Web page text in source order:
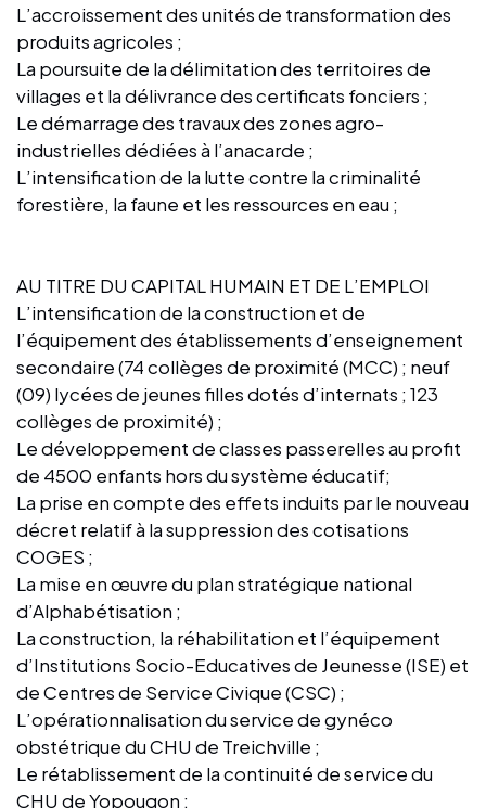
L’accroissement des unités de transformation des
produits agricoles ;
La poursuite de la délimitation des territoires de
villages et la délivrance des certificats fonciers ;
Le démarrage des travaux des zones agro-
industrielles dédiées à l’anacarde ;
L’intensification de la lutte contre la criminalité
forestière, la faune et les ressources en eau ;
AU TITRE DU CAPITAL HUMAIN ET DE L’EMPLOI
L’intensification de la construction et de
l’équipement des établissements d’enseignement
secondaire (74 collèges de proximité (MCC) ; neuf
(09) lycées de jeunes filles dotés d’internats ; 123
collèges de proximité) ;
Le développement de classes passerelles au profit
de 4500 enfants hors du système éducatif;
La prise en compte des effets induits par le nouveau
décret relatif à la suppression des cotisations
COGES ;
La mise en œuvre du plan stratégique national
d’Alphabétisation ;
La construction, la réhabilitation et l’équipement
d’Institutions Socio-Educatives de Jeunesse (ISE) et
de Centres de Service Civique (CSC) ;
L’opérationnalisation du service de gynéco
obstétrique du CHU de Treichville ;
Le rétablissement de la continuité de service du
CHU de Yopougon ;